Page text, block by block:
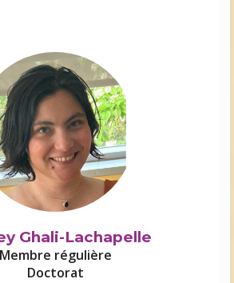
Ghali-Lachapelle
Membre régulière
Doctorat